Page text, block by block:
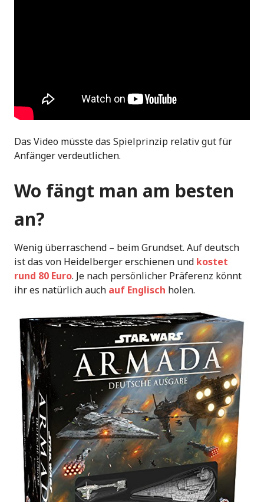
Das Video müsste das Spielprinzip relativ gut für
Anfänger verdeutlichen.
Wo fängt man am besten
an?
Wenig überraschend – beim Grundset. Auf deutsch
ist das von Heidelberger erschienen und kostet
rund 80 Euro. Je nach persönlicher Präferenz könnt
ihr es natürlich auch auf Englisch holen.